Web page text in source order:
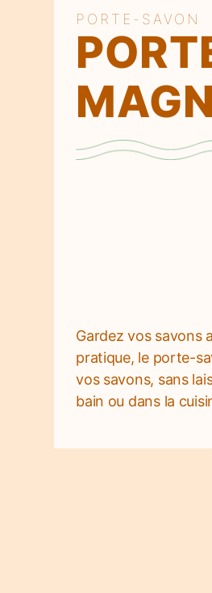
PORTE-SAVON
Gardez vos savons
pratique, le porte-
vos savons, sans
bain ou dans la